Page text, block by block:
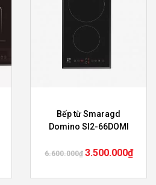
Bếp từ Smaragd
Domino SI2-66DOMI
6.600.000₫ 3.500.000₫